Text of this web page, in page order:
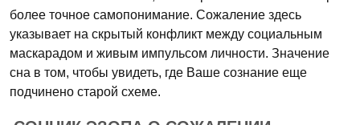
более точное самопонимание. Сожаление здесь
указывает на скрытый конфликт между социальным
маскарадом и живым импульсом личности. Значение
сна в том, чтобы увидеть, где Ваше сознание еще
подчинено старой схеме.